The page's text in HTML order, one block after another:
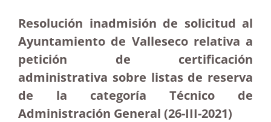
Resolución inadmisión de solicitud al
Ayuntamiento de Valleseco relativa a
petición de certificación
administrativa sobre listas de reserva
de la categoría Técnico de
Administración General (26-III-2021)